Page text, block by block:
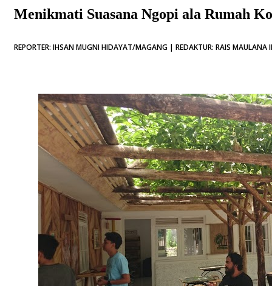
Menikmati Suasana Ngopi ala Rumah
REPORTER: IHSAN MUGNI HIDAYAT/MAGANG | REDAKTUR: RAIS